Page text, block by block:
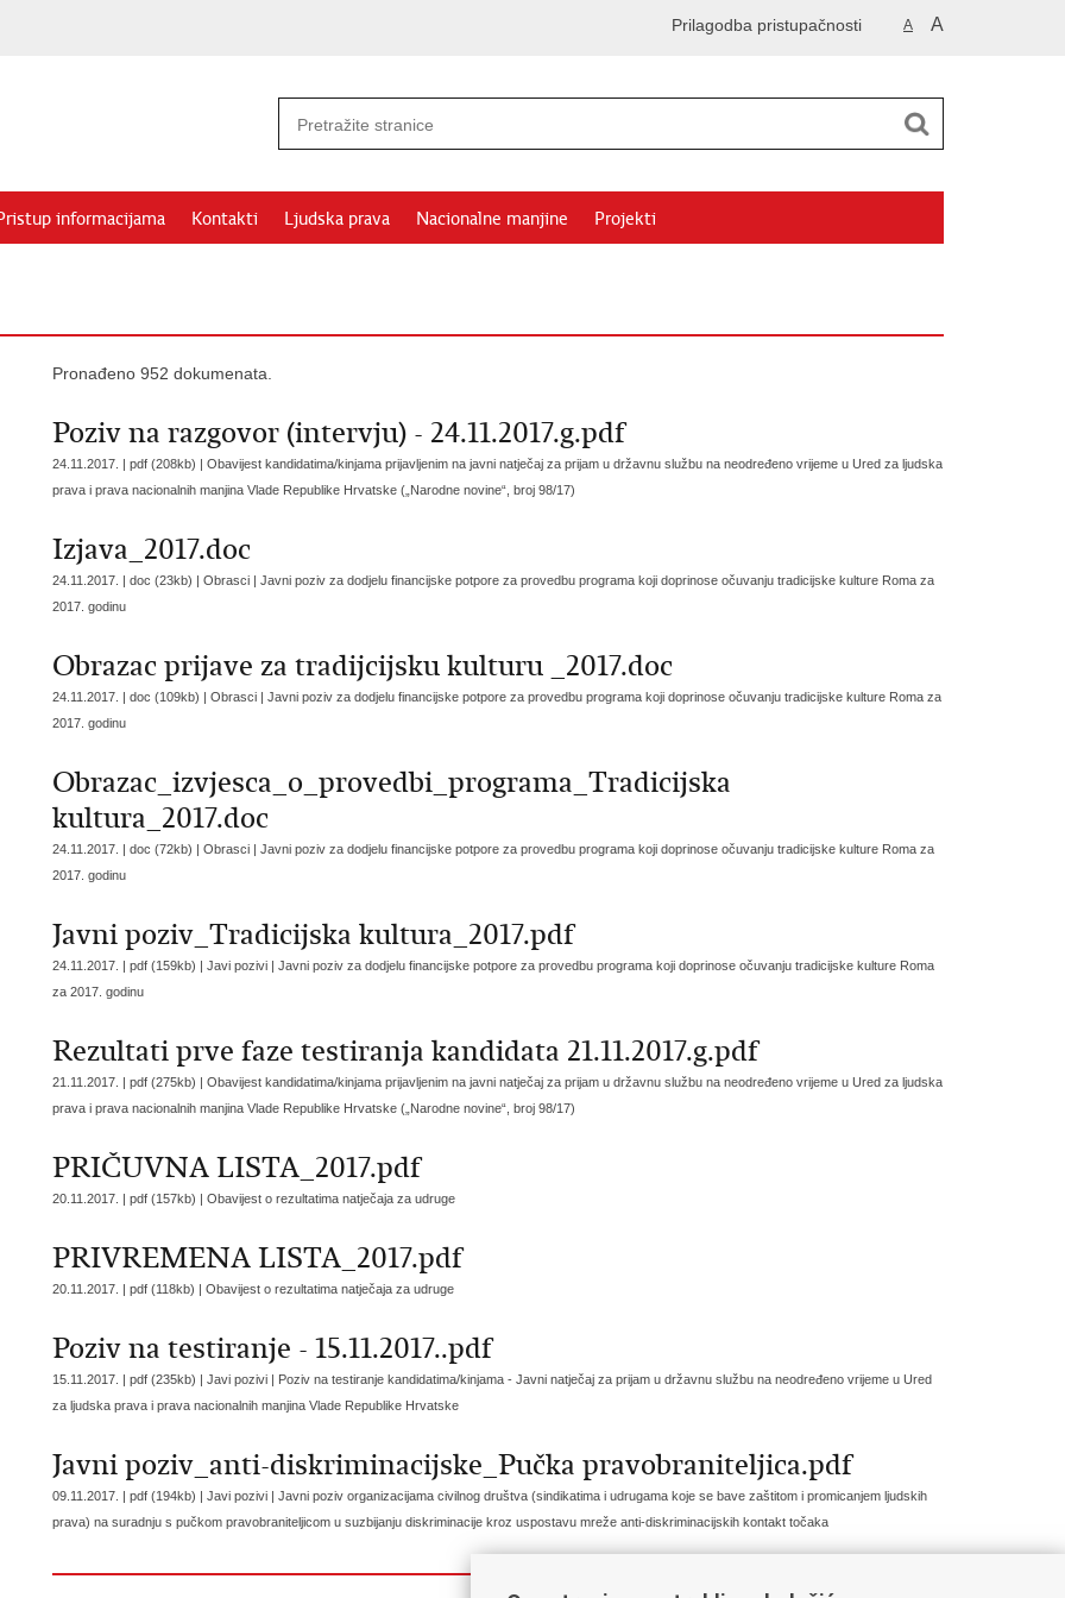
A A
Prilagodba pristupačnosti
informacijama Kontakti Ljudska prava Nacionalne manjine Projekti
Pronađeno 952 dokumenata.
Poziv na razgovor (intervju) - 24.11.2017.g.pdf
24.11.2017. | pdf (208kb) | Obavijest kandidatima/kinjama prijavljenim na javni natječaj za prijam u državnu službu na neodređeno vrijeme u Ured za ljudska
prava i prava nacionalnih manjina Vlade Republike Hrvatske („Narodne novine“, broj 98/17)
Izjava_2017.doc
24.11.2017. | doc (23kb) | Obrasci | Javni poziv za dodjelu financijske potpore za provedbu programa koji doprinose očuvanju tradicijske kulture Roma za
2017. godinu
Obrazac prijave za tradijcijsku kulturu _2017.doc
24.11.2017. | doc (109kb) | Obrasci | Javni poziv za dodjelu financijske potpore za provedbu programa koji doprinose očuvanju tradicijske kulture Roma za
2017. godinu
Obrazac_izvjesca_o_provedbi_programa_Tradicijska
kultura_2017.doc
24.11.2017. | doc (72kb) | Obrasci | Javni poziv za dodjelu financijske potpore za provedbu programa koji doprinose očuvanju tradicijske kulture Roma za
2017. godinu
Javni poziv_Tradicijska kultura_2017.pdf
24.11.2017. | pdf (159kb) | Javi pozivi | Javni poziv za dodjelu financijske potpore za provedbu programa koji doprinose očuvanju tradicijske kulture Roma
za 2017. godinu
Rezultati prve faze testiranja kandidata 21.11.2017.g.pdf
21.11.2017. | pdf (275kb) | Obavijest kandidatima/kinjama prijavljenim na javni natječaj za prijam u državnu službu na neodređeno vrijeme u Ured za ljudska
prava i prava nacionalnih manjina Vlade Republike Hrvatske („Narodne novine“, broj 98/17)
PRIČUVNA LISTA_2017.pdf
20.11.2017. | pdf (157kb) | Obavijest o rezultatima natječaja za udruge
PRIVREMENA LISTA_2017.pdf
20.11.2017. | pdf (118kb) | Obavijest o rezultatima natječaja za udruge
Poziv na testiranje - 15.11.2017..pdf
15.11.2017. | pdf (235kb) | Javi pozivi | Poziv na testiranje kandidatima/kinjama - Javni natječaj za prijam u državnu službu na neodređeno vrijeme u Ured
za ljudska prava i prava nacionalnih manjina Vlade Republike Hrvatske
Javni poziv_anti-diskriminacijske_Pučka pravobraniteljica.pdf
09.11.2017. | pdf (194kb) | Javi pozivi | Javni poziv organizacijama civilnog društva (sindikatima i udrugama koje se bave zaštitom i promicanjem ljudskih
prava) na suradnju s pučkom pravobraniteljicom u suzbijanju diskriminacije kroz uspostavu mreže anti-diskriminacijskih kontakt točaka